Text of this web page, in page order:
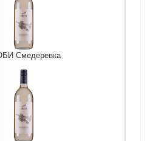
Смедеревка